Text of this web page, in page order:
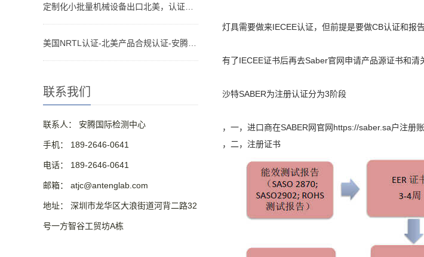
联系我们
联系人： 安腾国际检测中心
手机： 189-2646-0641
电话： 189-2646-0641
邮箱： atjc@antenglab.com
地址： 深圳市龙华区大浪街道河背二路32
号一方智谷工贸坊A栋
灯具需要做来IECEE认证，但前提是要做CB认证和报
有了IECEE证书后再去Saber官网申请产品源证书和清
沙特SABER为注册认证分为3阶段
，一，进口商在SABER网官网https://saber.sa户注册
，二，注册证书